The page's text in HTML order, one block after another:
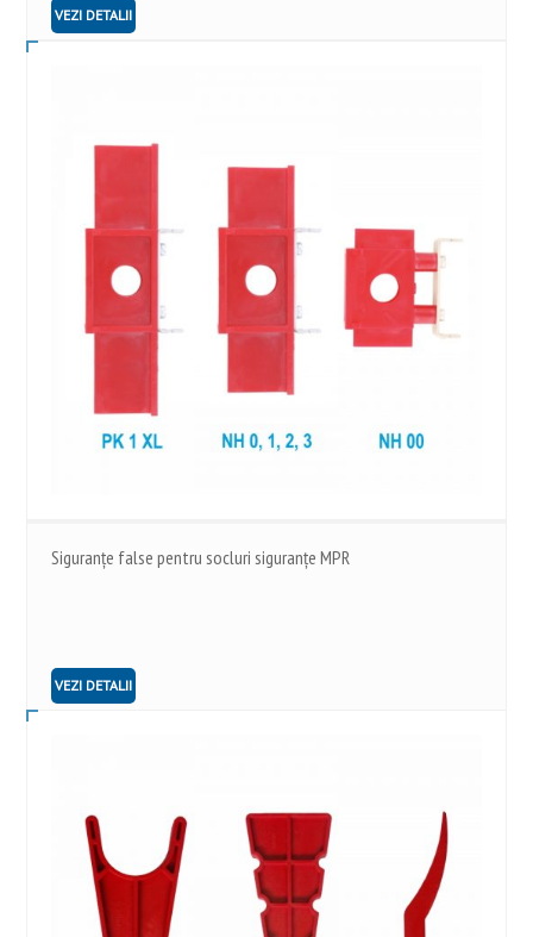
VEZI DETALII
Siguranţe false pentru socluri siguranţe MPR
VEZI DETALII